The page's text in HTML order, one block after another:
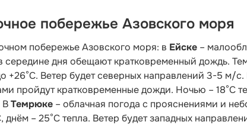
побережье Азовского моря
побережье Азовского моря: в Ейске –
середине дня обещают кратковременный дождь.
+26°С. Ветер будет северных направлений 3-5 м/с.
пройдут кратковременные дожди. Ночью – 18°С
ВТемрюке – облачная погода с прояснениями и
днём – 25°С тепла. Ветер будет западных